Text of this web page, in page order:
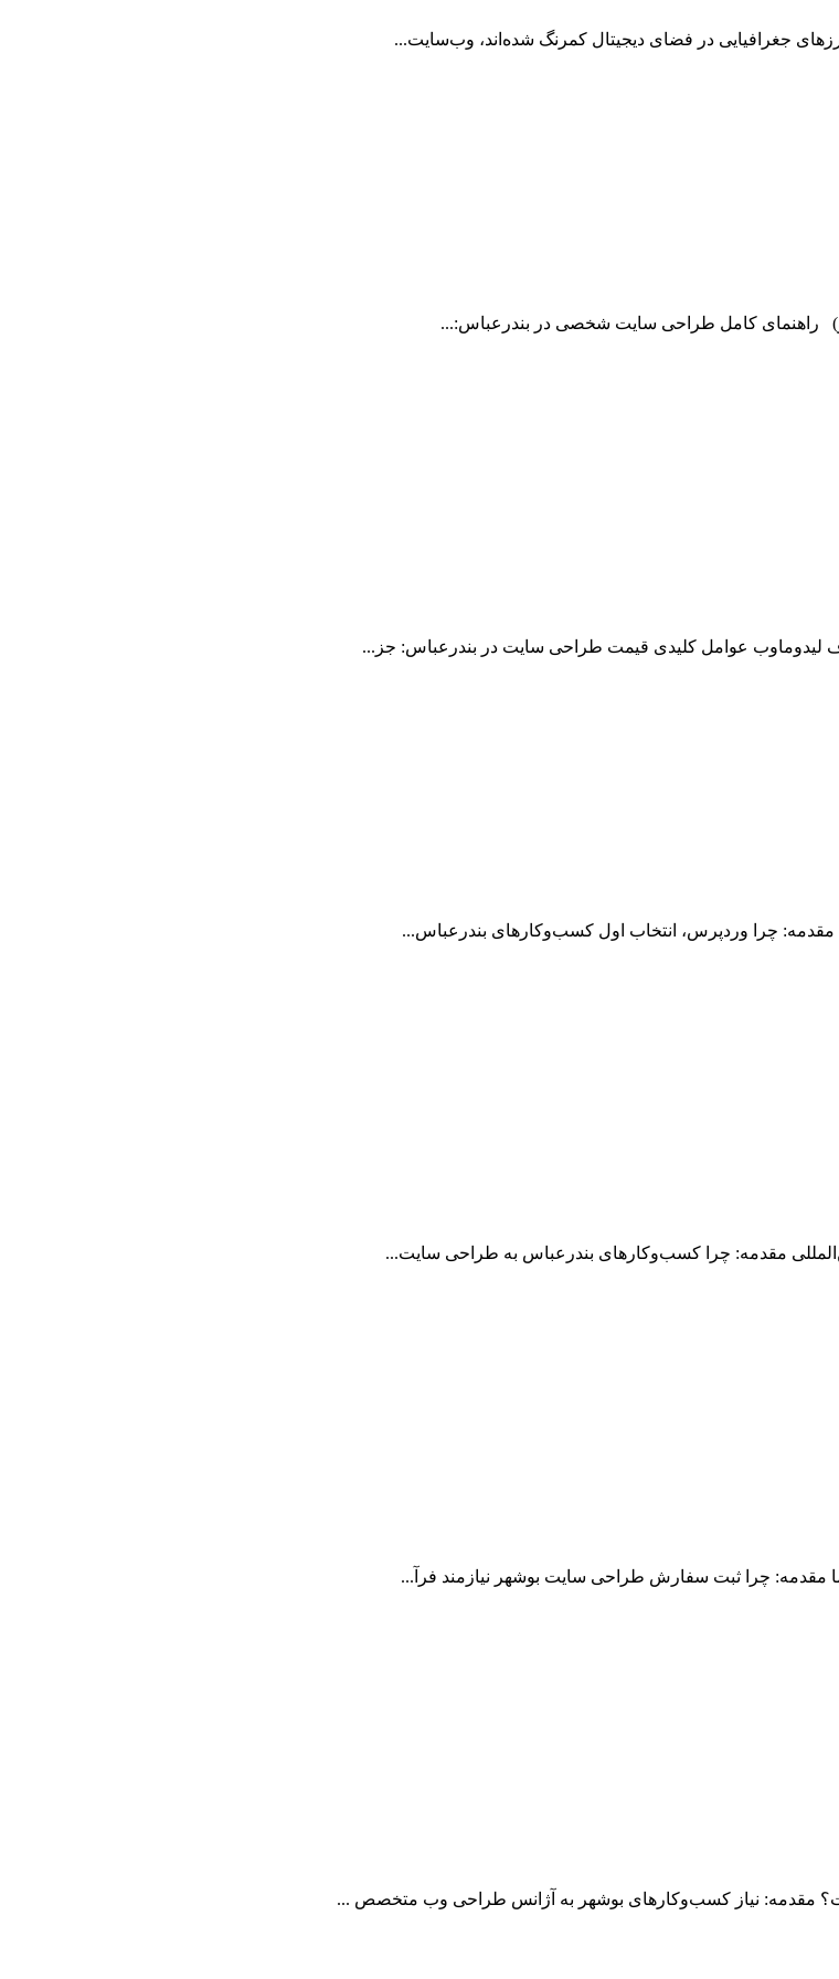
جغرافیایی در فضای دیجیتال کمرنگ شده‌اند، وب‌سایت...
راهنمای کامل طراحی سایت شخصی در بندرعباس:...
لیدوماوب عوامل کلیدی قیمت طراحی سایت در بندرعباس: جز...
مقدمه: چرا وردپرس، انتخاب اول کسب‌وکارهای بندرعباس...
مقدمه: چرا کسب‌وکارهای بندرعباس به طراحی سایت...
مقدمه: چرا ثبت سفارش طراحی سایت بوشهر نیازمند فرآ...
مقدمه: نیاز کسب‌وکارهای بوشهر به آژانس طراحی وب متخصص ...